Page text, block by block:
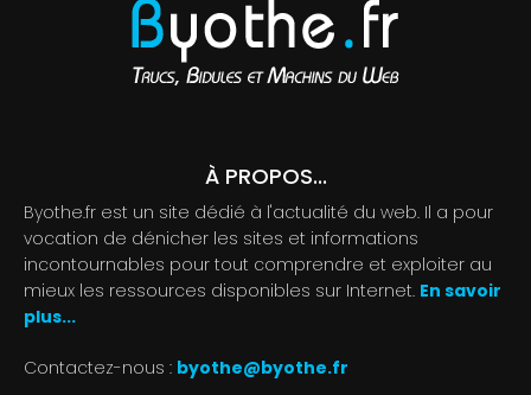
À PROPOS...
Byothe.fr est un site dédié à l'actualité du web. Il a pour
vocation de dénicher les sites et informations
incontournables pour tout comprendre et exploiter au
mieux les ressources disponibles sur Internet. En savoir
plus...
Contactez-nous : byothe@byothe.fr